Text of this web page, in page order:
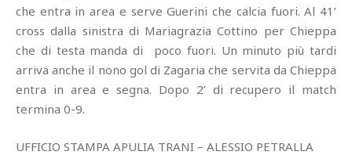
che entra in area e serve Guerini che calcia fuori. Al 41’
cross dalla sinistra di Mariagrazia Cottino per Chieppa
che di testa manda di poco fuori. Un minuto più tardi
arriva anche il nono gol di Zagaria che servita da Chieppa
entra in area e segna. Dopo 2’ di recupero il match
termina 0-9.
UFFICIO STAMPA APULIA TRANI – ALESSIO PETRALLA